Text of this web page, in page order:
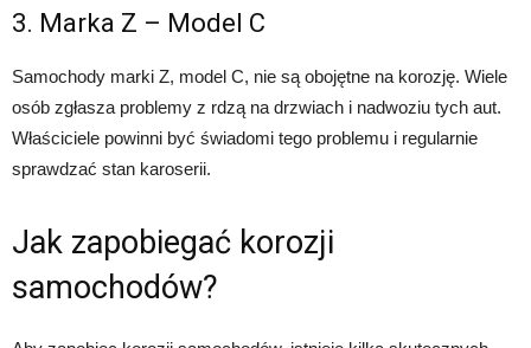
3. Marka Z – Model C
Samochody marki Z, model C, nie są obojętne na korozję. Wiele
osób zgłasza problemy z rdzą na drzwiach i nadwoziu tych aut.
Właściciele powinni być świadomi tego problemu i regularnie
sprawdzać stan karoserii.
Jak zapobiegać korozji
samochodów?